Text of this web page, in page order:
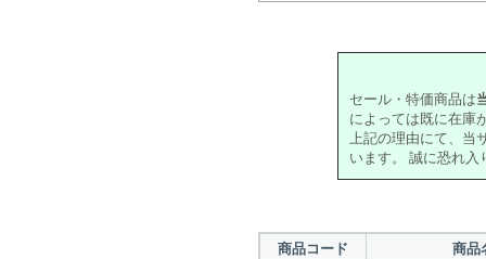
セール・特価商品は
によっては既に在庫
上記の理由にて、当
います。 誠に恐れ
商品コード 商品